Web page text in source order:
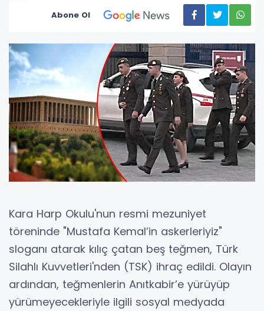
Abone Ol
Kara Harp Okulu'nun resmi mezuniyet
töreninde "Mustafa Kemal’in askerleriyiz"
sloganı atarak kılıç çatan beş teğmen, Türk
Silahlı Kuvvetleri'nden (TSK) ihraç edildi. Olayın
ardından, teğmenlerin Anıtkabir’e yürüyüp
yürümeyecekleriyle ilgili sosyal medyada